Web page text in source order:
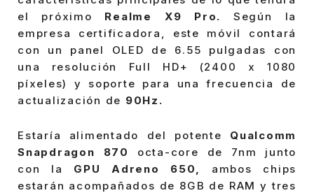
el próximo Realme X9 Pro. Según la
empresa certificadora, este móvil contará
con un panel OLED de 6.55 pulgadas con
una resolución Full HD+ (2400 x 1080
píxeles) y soporte para una frecuencia de
actualización de 90Hz.
Estaría alimentado del potente Qualcomm
Snapdragon 870 octa-core de 7nm junto
con la GPU Adreno 650, ambos chips
estarán acompañados de 8GB de RAM y tres